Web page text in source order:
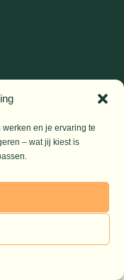
en je ervaring te
– wat jij kiest is
de Jong,